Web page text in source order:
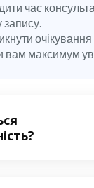
час
очікування
вам максимум